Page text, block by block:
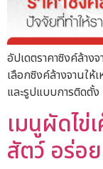
อัปเดตราคาซิงค์ล้าง
เลือกซิงค์ล้างจานให้
และรูปแบบการติดตั้ง
เมนูผัดไข่
สัตว์ อร่อ